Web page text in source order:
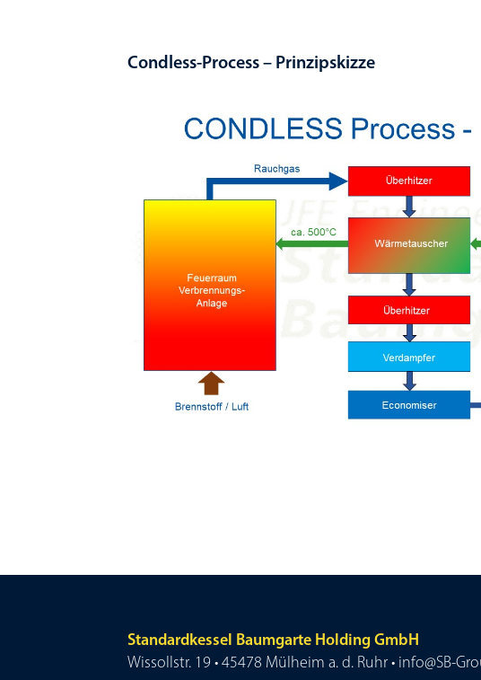
Condless-Process – Prinzipskizze
Standardkessel Baumgarte Holding GmbH
Wissollstr. 19 • 45478 Mülheim a. d. Ruhr • info@SB-